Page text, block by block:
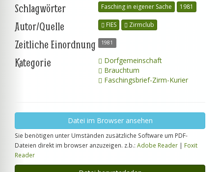
Schlagwörter Fasching in eigener Sache 1981
Autor/Quelle FIES Zirmclub
Zeitliche Einordnung 1981
Kategorie
Dorfgemeinschaft
Brauchtum
Faschingsbrief-Zirm-Kurier
Datei im Browser ansehen
Sie benötigen unter Umständen zusätzliche Software um PDF-
Dateien direkt im browser anzuzeigen. z.b.: Adobe Reader | Foxit
Reader